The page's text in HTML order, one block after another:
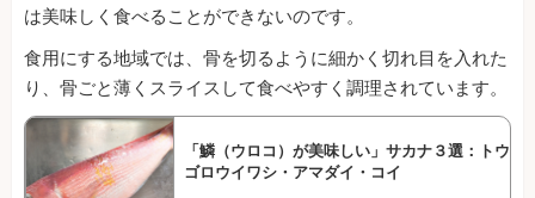
は美味しく食べることができないのです。
食用にする地域では、骨を切るように細かく切れ目を入れた
り、骨ごと薄くスライスして食べやすく調理されています。
「鱗（ウロコ）が美味しい」サカナ３選：トウ
ゴロウイワシ・アマダイ・コイ